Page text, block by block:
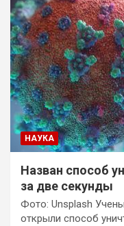
НАУКА
Назван способ
за две секунды
Фото: Unsplash
открыли способ